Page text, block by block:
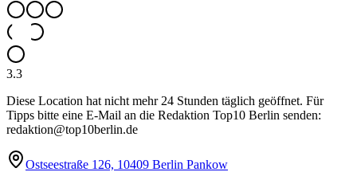
3.3
Diese Location hat nicht mehr 24 Stunden täglich geöffnet. Für
Tipps bitte eine E-Mail an die Redaktion Top10 Berlin senden:
redaktion@top10berlin.de
Ostseestraße 126, 10409 Berlin Pankow